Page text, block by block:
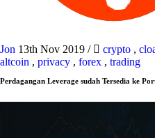
Jon 13th Nov 2019 / crypto ,
altcoin , privacy , forex , trading
Perdagangan Leverage sudah Tersedia ke